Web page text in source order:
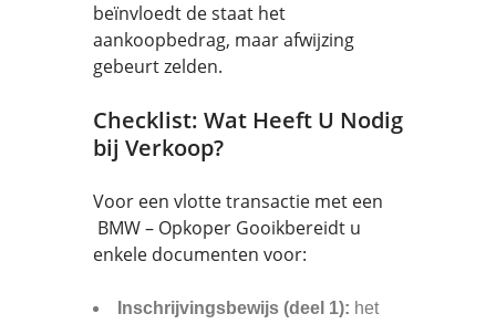
beïnvloedt de staat het
aankoopbedrag, maar afwijzing
gebeurt zelden.
Checklist: Wat Heeft U Nodig
bij Verkoop?
Voor een vlotte transactie met een
BMW – Opkoper Gooikbereidt u
enkele documenten voor:
Inschrijvingsbewijs (deel 1): het